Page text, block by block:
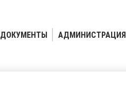
ДОКУМЕНТЫ АДМИНИСТРАЦИЯ